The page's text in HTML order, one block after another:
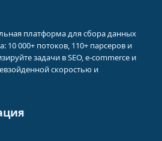
платформа для сбора данных
000+ потоков, 110+ парсеров и
задачи в SEO, e-commerce и
скоростью и